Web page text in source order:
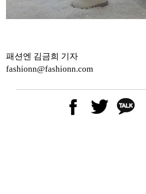
패션엔 김금희 기자
fashionn@fashionn.com